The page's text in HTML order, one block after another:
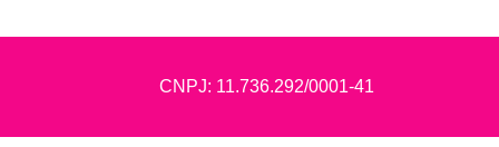
CNPJ: 11.736.292/0001-41